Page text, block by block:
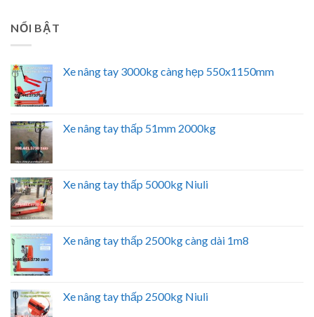
NỔI BẬT
Xe nâng tay 3000kg càng hẹp 550x1150mm
Xe nâng tay thấp 51mm 2000kg
Xe nâng tay thấp 5000kg Niuli
Xe nâng tay thấp 2500kg càng dài 1m8
Xe nâng tay thấp 2500kg Niuli